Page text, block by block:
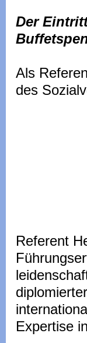
Der
Als
des
Referent
Expertise